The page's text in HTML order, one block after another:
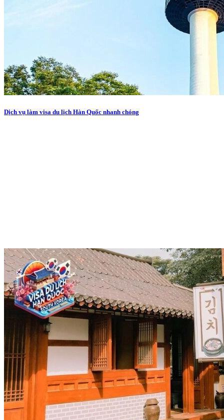
Dịch vụ làm visa du lịch Hàn Quốc nhanh chóng